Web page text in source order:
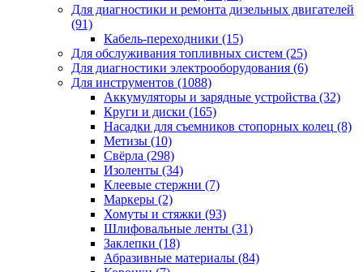
Для диагностики и ремонта дизельных двигателей
(91)
Кабель-переходники (15)
Для обслуживания топливных систем (25)
Для диагностики электрооборудования (6)
Для инструментов (1088)
Аккумуляторы и зарядные устройства (32)
Круги и диски (165)
Насадки для съемников стопорных колец (8)
Метизы (10)
Свёрла (298)
Изоленты (34)
Клеевые стержни (7)
Маркеры (2)
Хомуты и стяжки (93)
Шлифовальные ленты (31)
Заклепки (18)
Абразивные материалы (84)